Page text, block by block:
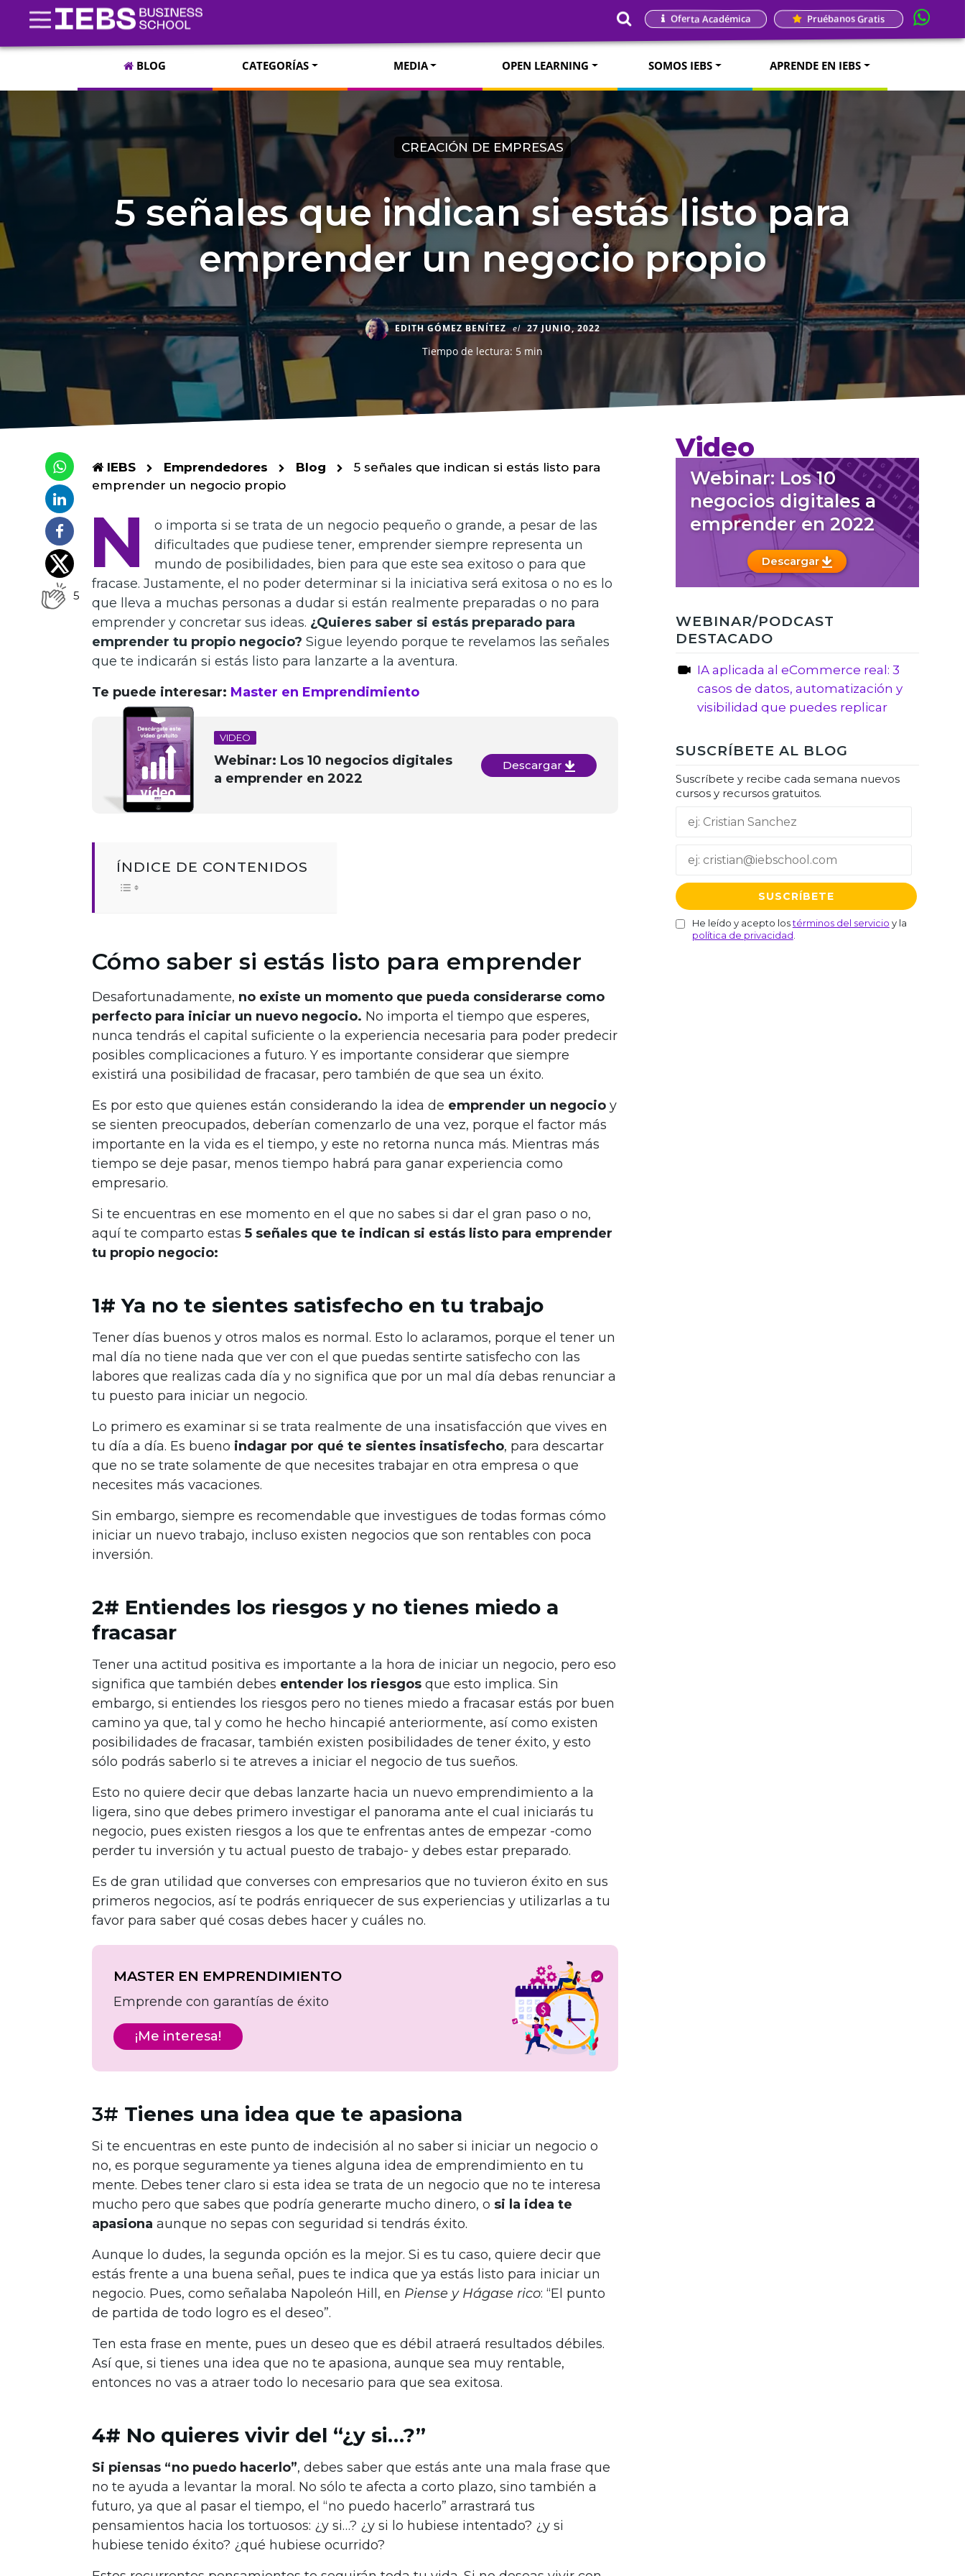
Oferta Académica Pruébanos Gratis
BLOG CATEGORÍAS MEDIA OPEN LEARNING SOMOS IEBS APRENDE EN IEBS
CREACIÓN DE EMPRESAS
5 señales que indican si estás listo para
emprender un negocio propio
EDITH GÓMEZ BENÍTEZ el 27 JUNIO, 2022
Tiempo de lectura: 5 min
5
IEBS Emprendedores Blog
5 señales que indican si estás listo para
emprender un negocio propio
N
o importa si se trata de un negocio pequeño o grande, a pesar de las
dificultades que pudiese tener, emprender siempre representa un
mundo de posibilidades, bien para que este sea exitoso o para que
fracase. Justamente, el no poder determinar si la iniciativa será exitosa o no es lo
que lleva a muchas personas a dudar si están realmente preparadas o no para
emprender y concretar sus ideas. ¿Quieres saber si estás preparado para
emprender tu propio negocio? Sigue leyendo porque te revelamos las señales
que te indicarán si estás listo para lanzarte a la aventura.
Te puede interesar: Master en Emprendimiento
VIDEO
Webinar: Los 10 negocios digitales
a emprender en 2022
Descargar
ÍNDICE DE CONTENIDOS
Cómo saber si estás listo para emprender
Desafortunadamente, no existe un momento que pueda considerarse como
perfecto para iniciar un nuevo negocio. No importa el tiempo que esperes,
nunca tendrás el capital suficiente o la experiencia necesaria para poder predecir
posibles complicaciones a futuro. Y es importante considerar que siempre
existirá una posibilidad de fracasar, pero también de que sea un éxito.
Es por esto que quienes están considerando la idea de emprender un negocio y
se sienten preocupados, deberían comenzarlo de una vez, porque el factor más
importante en la vida es el tiempo, y este no retorna nunca más. Mientras más
tiempo se deje pasar, menos tiempo habrá para ganar experiencia como
empresario.
Si te encuentras en ese momento en el que no sabes si dar el gran paso o no,
aquí te comparto estas 5 señales que te indican si estás listo para emprender
tu propio negocio:
1# Ya no te sientes satisfecho en tu trabajo
Tener días buenos y otros malos es normal. Esto lo aclaramos, porque el tener un
mal día no tiene nada que ver con el que puedas sentirte satisfecho con las
labores que realizas cada día y no significa que por un mal día debas renunciar a
tu puesto para iniciar un negocio.
Lo primero es examinar si se trata realmente de una insatisfacción que vives en
tu día a día. Es bueno indagar por qué te sientes insatisfecho, para descartar
que no se trate solamente de que necesites trabajar en otra empresa o que
necesites más vacaciones.
Sin embargo, siempre es recomendable que investigues de todas formas cómo
iniciar un nuevo trabajo, incluso existen negocios que son rentables con poca
inversión.
2# Entiendes los riesgos y no tienes miedo a
fracasar
Tener una actitud positiva es importante a la hora de iniciar un negocio, pero eso
significa que también debes entender los riesgos que esto implica. Sin
embargo, si entiendes los riesgos pero no tienes miedo a fracasar estás por buen
camino ya que, tal y como he hecho hincapié anteriormente, así como existen
posibilidades de fracasar, también existen posibilidades de tener éxito, y esto
sólo podrás saberlo si te atreves a iniciar el negocio de tus sueños.
Esto no quiere decir que debas lanzarte hacia un nuevo emprendimiento a la
ligera, sino que debes primero investigar el panorama ante el cual iniciarás tu
negocio, pues existen riesgos a los que te enfrentas antes de empezar -como
perder tu inversión y tu actual puesto de trabajo- y debes estar preparado.
Es de gran utilidad que converses con empresarios que no tuvieron éxito en sus
primeros negocios, así te podrás enriquecer de sus experiencias y utilizarlas a tu
favor para saber qué cosas debes hacer y cuáles no.
MASTER EN EMPRENDIMIENTO
Emprende con garantías de éxito
¡Me interesa!
3# Tienes una idea que te apasiona
Si te encuentras en este punto de indecisión al no saber si iniciar un negocio o
no, es porque seguramente ya tienes alguna idea de emprendimiento en tu
mente. Debes tener claro si esta idea se trata de un negocio que no te interesa
mucho pero que sabes que podría generarte mucho dinero, o si la idea te
apasiona aunque no sepas con seguridad si tendrás éxito.
Aunque lo dudes, la segunda opción es la mejor. Si es tu caso, quiere decir que
estás frente a una buena señal, pues te indica que ya estás listo para iniciar un
negocio. Pues, como señalaba Napoleón Hill, en Piense y Hágase rico: “El punto
de partida de todo logro es el deseo”.
Ten esta frase en mente, pues un deseo que es débil atraerá resultados débiles.
Así que, si tienes una idea que no te apasiona, aunque sea muy rentable,
entonces no vas a atraer todo lo necesario para que sea exitosa.
4# No quieres vivir del “¿y si…?”
Si piensas “no puedo hacerlo”, debes saber que estás ante una mala frase que
no te ayuda a levantar la moral. No sólo te afecta a corto plazo, sino también a
futuro, ya que al pasar el tiempo, el “no puedo hacerlo” arrastrará tus
pensamientos hacia los tortuosos: ¿y si…? ¿y si lo hubiese intentado? ¿y si
hubiese tenido éxito? ¿qué hubiese ocurrido?
Video
Webinar: Los 10
negocios digitales a
emprender en 2022
Descargar
WEBINAR/PODCAST
DESTACADO
IA aplicada al eCommerce real: 3
casos de datos, automatización y
visibilidad que puedes replicar
SUSCRÍBETE AL BLOG
Suscríbete y recibe cada semana nuevos
cursos y recursos gratuitos.
He leído y acepto lostérminos del servicio y la
política de privacidad